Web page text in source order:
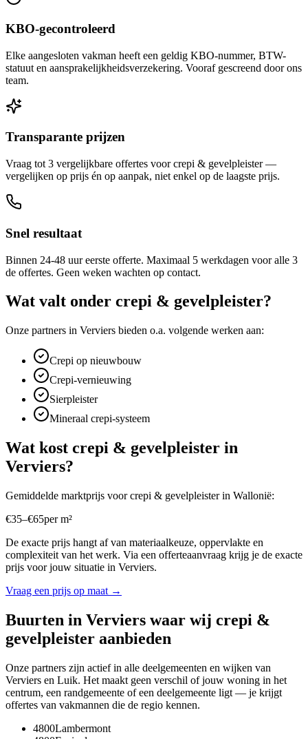
KBO-gecontroleerd
Elke aangesloten vakman heeft een geldig KBO-nummer, BTW-
statuut en aansprakelijkheidsverzekering. Vooraf gescreend door ons
team.
Transparante prijzen
Vraag tot 3 vergelijkbare offertes voor crepi & gevelpleister —
vergelijken op prijs én op aanpak, niet enkel op de laagste prijs.
Snel resultaat
Binnen 24-48 uur eerste offerte. Maximaal 5 werkdagen voor alle 3
de offertes. Geen weken wachten op contact.
Wat valt onder crepi & gevelpleister?
Onze partners in Verviers bieden o.a. volgende werken aan:
Crepi op nieuwbouw
Crepi-vernieuwing
Sierpleister
Mineraal crepi-systeem
Wat kost crepi & gevelpleister in
Verviers?
Gemiddelde marktprijs voorcrepi & gevelpleisterin Wallonië:
€35–€65perm²
De exacte prijs hangt af van materiaalkeuze, oppervlakte en
complexiteit van het werk. Via een offerteaanvraag krijg je de exacte
prijs voor jouw situatie in Verviers.
Vraag een prijs op maat →
Buurten in Verviers waar wij crepi &
gevelpleister aanbieden
Onze partners zijn actief in alle deelgemeenten en wijken van
Verviers en Luik. Het maakt geen verschil of jouw woning in het
centrum, een randgemeente of een deelgemeente ligt — je krijgt
offertes van vakmannen die de regio kennen.
4800Lambermont